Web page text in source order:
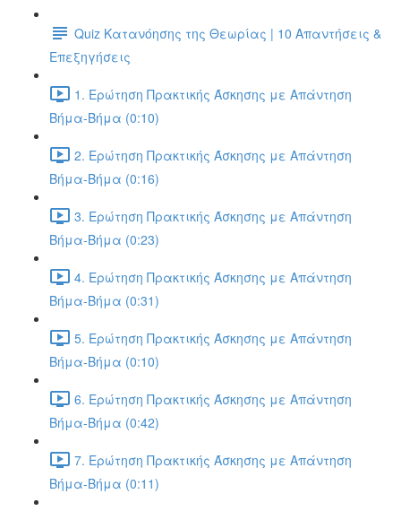
Quiz Κατανόησης της Θεωρίας | 10 Απαντήσεις &
Επεξηγήσεις
1. Ερώτηση Πρακτικής Άσκησης με Απάντηση
Βήμα-Βήμα (0:10)
2. Ερώτηση Πρακτικής Άσκησης με Απάντηση
Βήμα-Βήμα (0:16)
3. Ερώτηση Πρακτικής Άσκησης με Απάντηση
Βήμα-Βήμα (0:23)
4. Ερώτηση Πρακτικής Άσκησης με Απάντηση
Βήμα-Βήμα (0:31)
5. Ερώτηση Πρακτικής Άσκησης με Απάντηση
Βήμα-Βήμα (0:10)
6. Ερώτηση Πρακτικής Άσκησης με Απάντηση
Βήμα-Βήμα (0:42)
7. Ερώτηση Πρακτικής Άσκησης με Απάντηση
Βήμα-Βήμα (0:11)